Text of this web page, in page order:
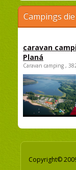
Campings
caravan
Planá
Caravan camping ,
Copyright©